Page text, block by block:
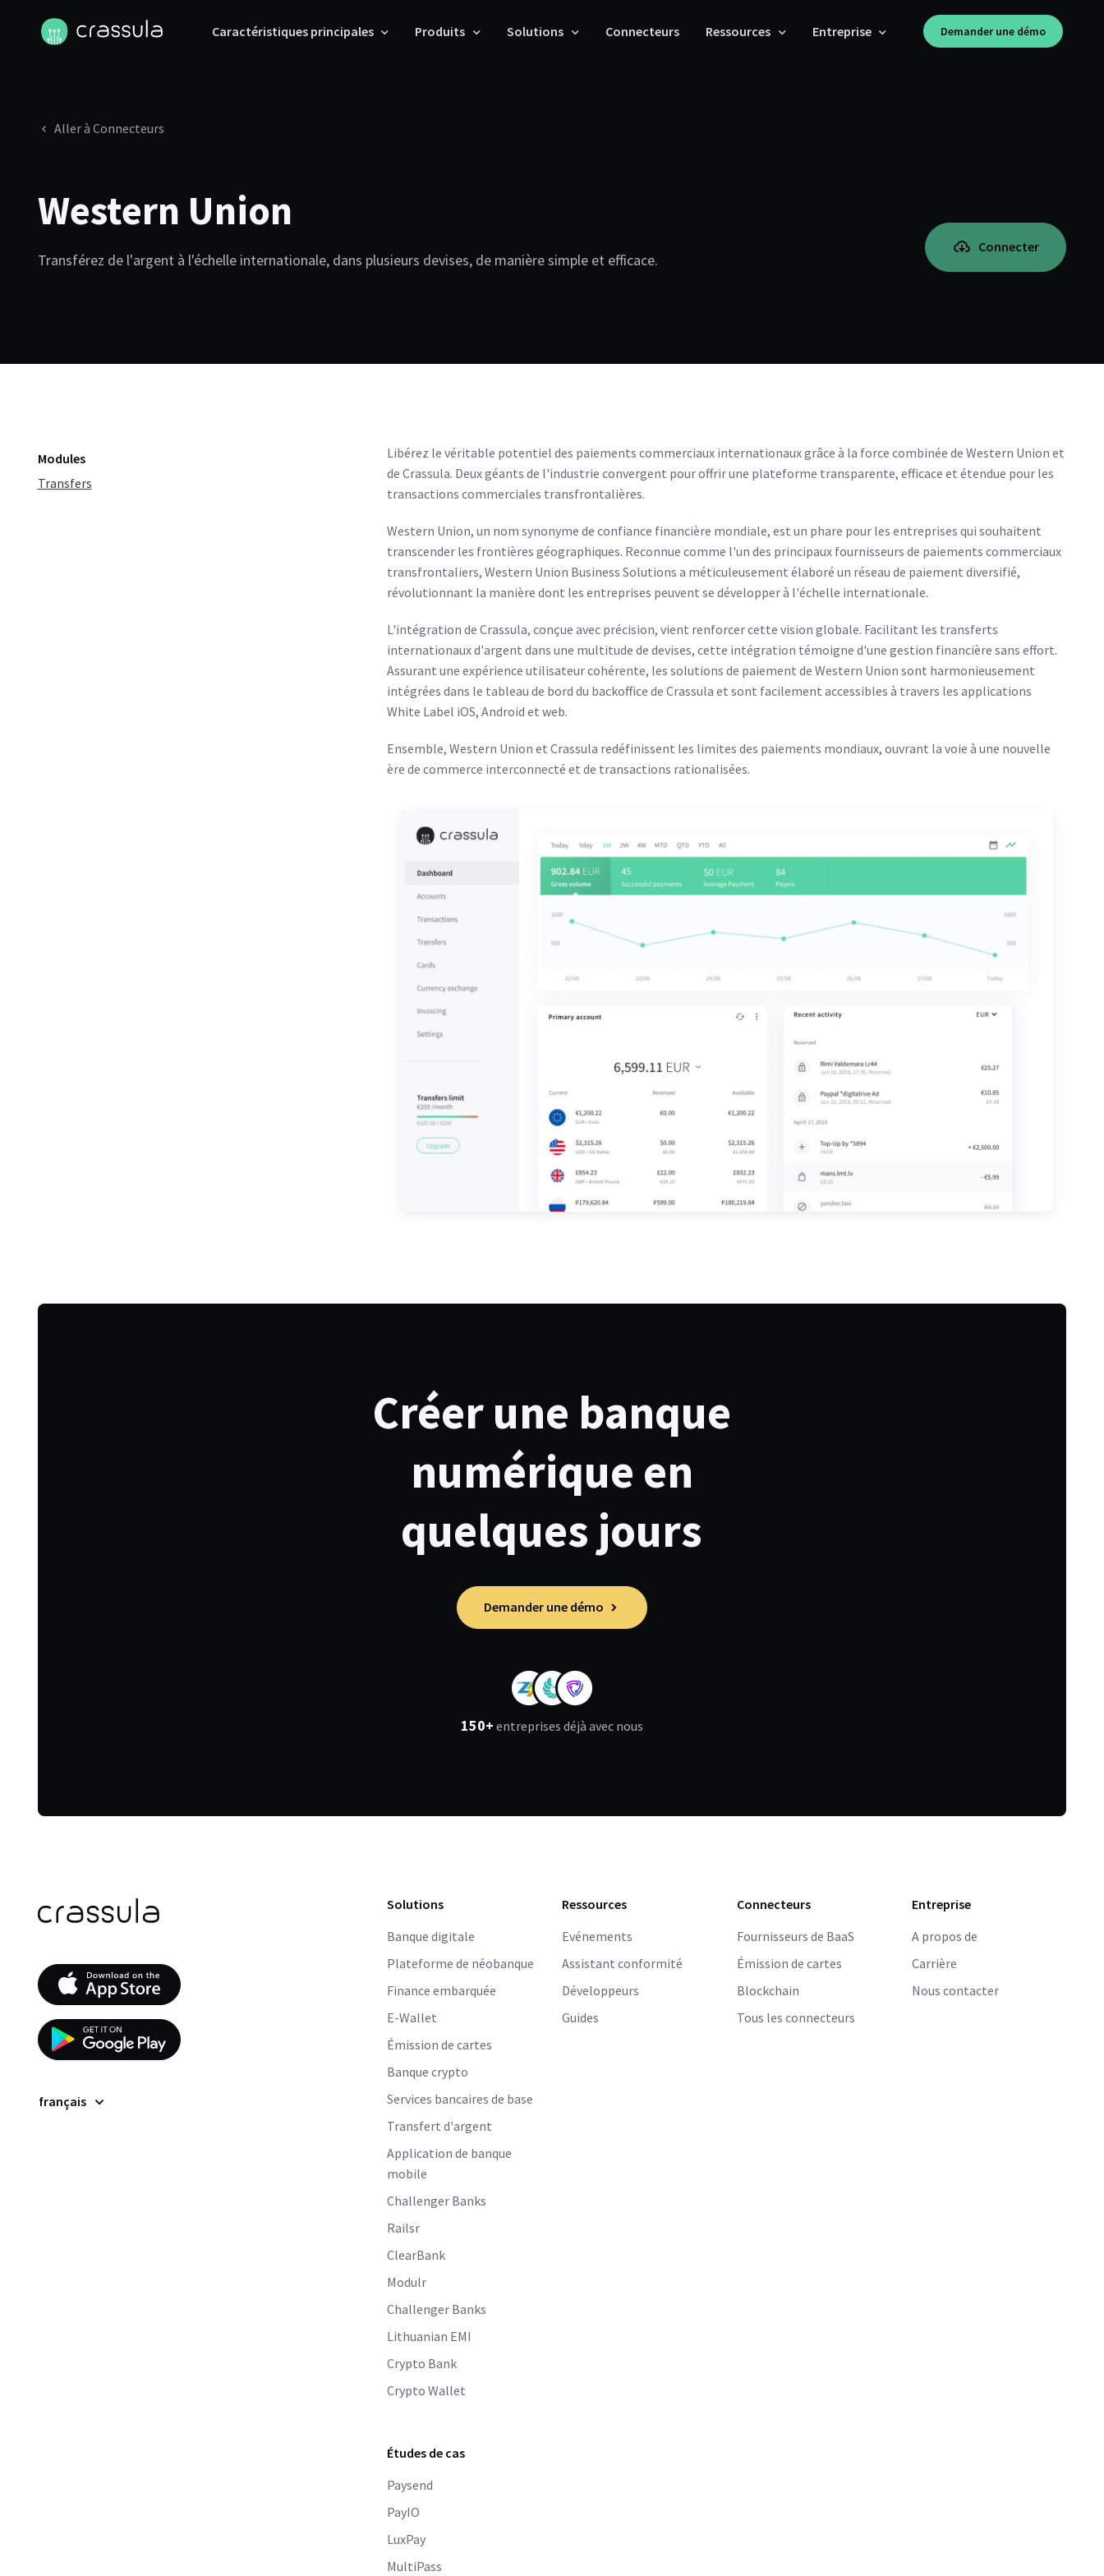
Caractéristiques principales Produits Solutions Connecteurs Ressources Entreprise Demander une démo
Aller à Connecteurs
Western Union
Transférez de l'argent à l'échelle internationale, dans plusieurs devises, de manière simple et efficace.
Connecter
Modules
Transfers
Libérez le véritable potentiel des paiements commerciaux internationaux grâce à la force combinée de Western Union et
de Crassula. Deux géants de l'industrie convergent pour offrir une plateforme transparente, efficace et étendue pour les
transactions commerciales transfrontalières.
Western Union, un nom synonyme de confiance financière mondiale, est un phare pour les entreprises qui souhaitent
transcender les frontières géographiques. Reconnue comme l'un des principaux fournisseurs de paiements commerciaux
transfrontaliers, Western Union Business Solutions a méticuleusement élaboré un réseau de paiement diversifié,
révolutionnant la manière dont les entreprises peuvent se développer à l'échelle internationale.
L'intégration de Crassula, conçue avec précision, vient renforcer cette vision globale. Facilitant les transferts
internationaux d'argent dans une multitude de devises, cette intégration témoigne d'une gestion financière sans effort.
Assurant une expérience utilisateur cohérente, les solutions de paiement de Western Union sont harmonieusement
intégrées dans le tableau de bord du backoffice de Crassula et sont facilement accessibles à travers les applications
White Label iOS, Android et web.
Ensemble, Western Union et Crassula redéfinissent les limites des paiements mondiaux, ouvrant la voie à une nouvelle
ère de commerce interconnecté et de transactions rationalisées.
Créer une banque
numérique en
quelques jours
Demander une démo
150+ entreprises déjà avec nous
français
Solutions
Banque digitale
Plateforme de néobanque
Finance embarquée
E-Wallet
Émission de cartes
Banque crypto
Services bancaires de base
Transfert d'argent
Application de banque
mobile
Challenger Banks
Railsr
ClearBank
Modulr
Challenger Banks
Lithuanian EMI
Crypto Bank
Crypto Wallet
Études de cas
Paysend
PayIO
LuxPay
MultiPass
Ressources
Evénements
Assistant conformité
Développeurs
Guides
Connecteurs
Fournisseurs de BaaS
Émission de cartes
Blockchain
Tous les connecteurs
Entreprise
A propos de
Carrière
Nous contacter